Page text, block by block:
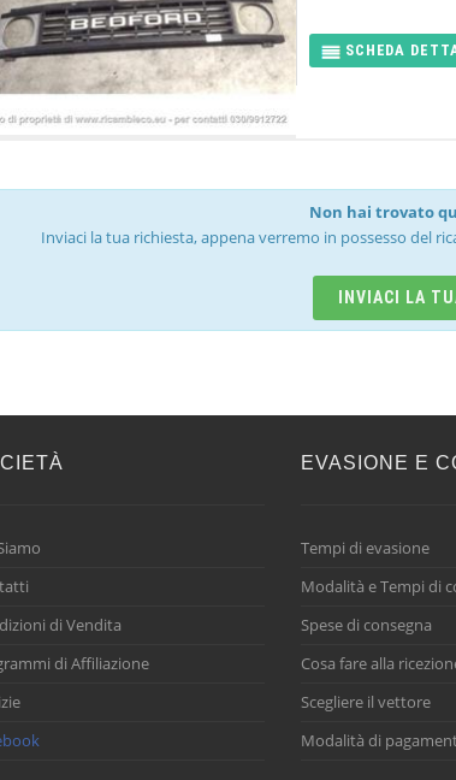
SCHEDA
Non hai trovato
Inviaci la tua richiesta, appena verremo in possesso del
INVIACI LA
di Vendita
di Affiliazione
EVASIONE E
Tempi di evasione
Modalità e Tempi di
Spese di consegna
Cosa fare alla
Scegliere il vettore
Modalità di